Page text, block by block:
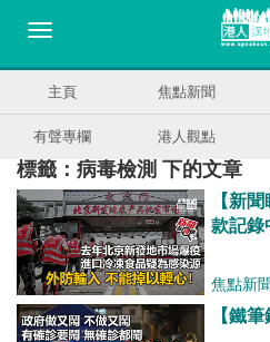
主頁 焦點新聞
有聲專欄 港人觀點
標籤：病毒檢測 下的文章
【新
款記錄
焦點新
【鐵